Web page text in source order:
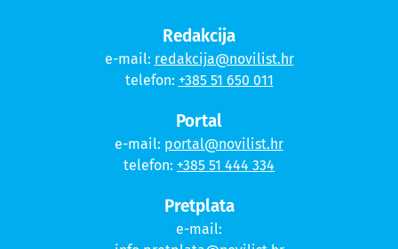
Redakcija
e-mail: redakcija@novilist.hr
telefon: +385 51 650 011
Portal
e-mail: portal@novilist.hr
telefon: +385 51 444 334
Pretplata
e-mail: